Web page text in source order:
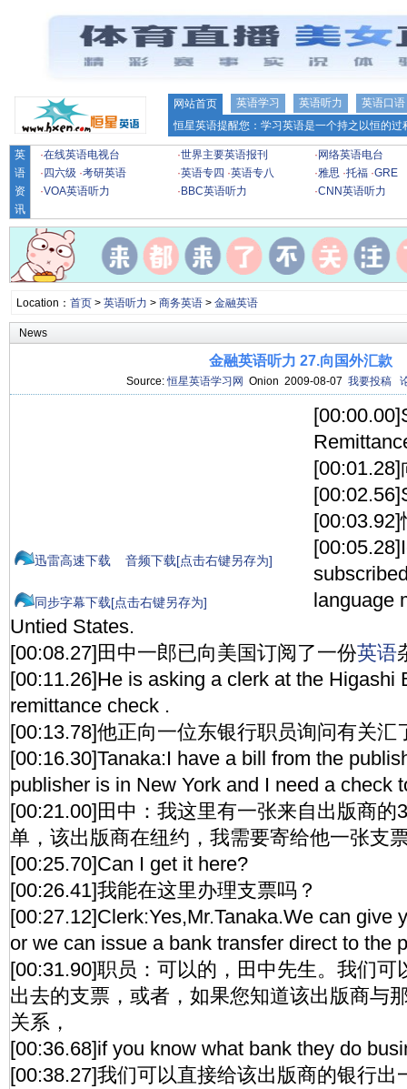
网站首页 英语学习 英语听力
英语口语
恒星英语提醒您：学习英语是一个持之以恒的
英
语
资
讯
·在线英语电视台 ·世界主要英语报刊 · 网络英语电台
· 四六级 ·考研英语 ·英语专四 ·英语专八 ·雅思 ·托福 ·GRE
·VOA英语听力 · BBC英语听力 ·CNN英语听力
Location： 首页> 英语听力 > 商务英语> 金融英语
News
金融英语听力 27.向国外汇款
Source:恒星英语学习网 Onion 2009-08-07 我要投稿
迅雷高速下载 音频下载[点击右键另存为]
同步字幕下载[点击右键另存为]
[00:03.92]
language
Untied States.
[00:08.27]田中一郎已向美国订阅了一份英语
[00:11.26]He is asking a clerk at the Higashi
remittance check .
[00:13.78]他正向一位东银行职员询问有关汇
[00:16.30]Tanaka:I have a bill from the
publisher is in New York and I need a check
[00:21.00]田中：我这里有一张来自出版商的
单，该出版商在纽约，我需要寄给他一张支
[00:25.70]Can I get it here?
[00:26.41]我能在这里办理支票吗？
[00:27.12]Clerk:Yes,Mr.Tanaka.We can give
or we can issue a bank transfer direct to the
[00:31.90]职员：可以的，田中先生。我们可
出去的支票，或者，如果您知道该出版商与
关系，
[00:36.68]if you know what bank they do
[00:38.27]我们可以直接给该出版商的银行出